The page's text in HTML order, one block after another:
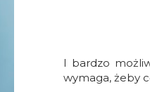
I bardzo
wymaga, żeby